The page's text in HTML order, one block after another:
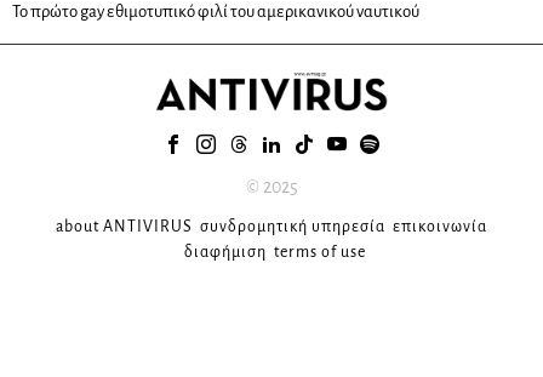
Το πρώτο gay εθιμοτυπικό φιλί του αμερικανικού ναυτικού
© 2025
about ANTIVIRUS συνδρομητική υπηρεσία επικοινωνία
διαφήμιση terms of use